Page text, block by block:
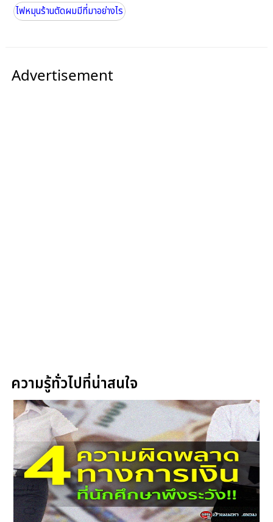
ไฟหมุนร้านตัดผมมีที่มาอย่างไร
Advertisement
ความรู้ทั่วไปที่น่าสนใจ